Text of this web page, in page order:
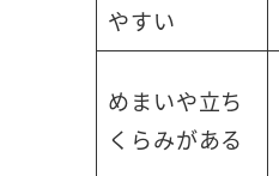
やすい
めまいや立ち
くらみがある